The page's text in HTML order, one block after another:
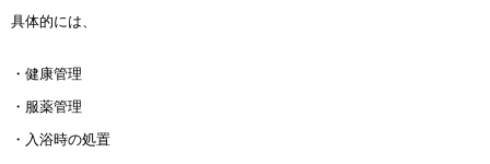
具体的には、
・健康管理
・服薬管理
・入浴時の処置